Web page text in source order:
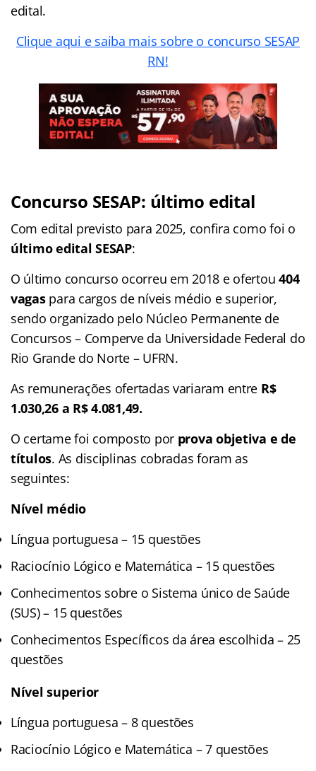
edital.
Clique aqui e saiba mais sobre o concurso SESAP
RN!
Concurso SESAP: último edital
Com edital previsto para 2025, confira como foi o
último edital SESAP:
O último concurso ocorreu em 2018 e ofertou404
vagaspara cargos de níveis médio e superior,
sendo organizado pelo Núcleo Permanente de
Concursos – Comperve da Universidade Federal do
Rio Grande do Norte – UFRN.
As remunerações ofertadas variaram entre R$
1.030,26 a R$ 4.081,49.
O certame foi composto por prova objetiva e de
títulos. As disciplinas cobradas foram as
seguintes:
Nível médio
Língua portuguesa – 15 questões
Raciocínio Lógico e Matemática – 15 questões
Conhecimentos sobre o Sistema único de Saúde
(SUS) – 15 questões
Conhecimentos Específicos da área escolhida – 25
questões
Nível superior
Língua portuguesa – 8 questões
Raciocínio Lógico e Matemática – 7 questões